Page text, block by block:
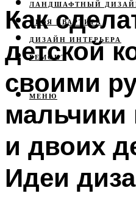
ЛАНДШАФТНЫЙ
СВОЯ КВАРТИРА
ДИЗАЙН ИНТЕРЬЕРА
РЕМОНТ
МЕНЮ
Как
детской
своими
мальчики
и двоих
Идеи